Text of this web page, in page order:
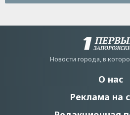
Новости города, в
О нас
Реклама на